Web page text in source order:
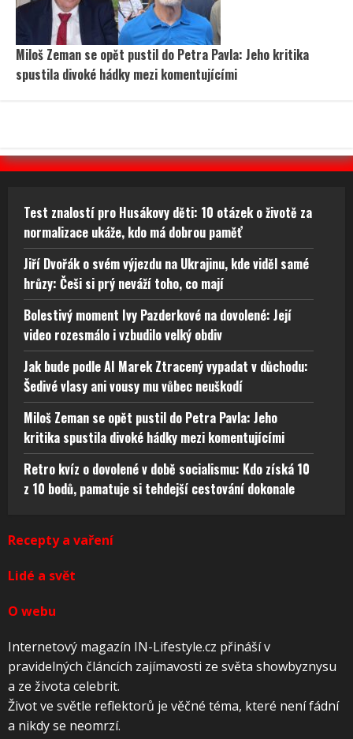
Miloš Zeman se opět pustil do Petra Pavla: Jeho kritika
spustila divoké hádky mezi komentujícími
Test znalostí pro Husákovy děti: 10 otázek o životě za
normalizace ukáže, kdo má dobrou paměť
Jiří Dvořák o svém výjezdu na Ukrajinu, kde viděl samé
hrůzy: Češi si prý neváží toho, co mají
Bolestivý moment Ivy Pazderkové na dovolené: Její
video rozesmálo i vzbudilo velký obdiv
Jak bude podle AI Marek Ztracený vypadat v důchodu:
Šedivé vlasy ani vousy mu vůbec neuškodí
Miloš Zeman se opět pustil do Petra Pavla: Jeho
kritika spustila divoké hádky mezi komentujícími
Retro kvíz o dovolené v době socialismu: Kdo získá 10
z 10 bodů, pamatuje si tehdejší cestování dokonale
Recepty a vaření
Lidé a svět
O webu
Internetový magazín IN-Lifestyle.cz přináší v
pravidelných článcích zajímavosti ze světa showbyznysu
a ze života celebrit.
Život ve světle reflektorů je věčné téma, které není fádní
a nikdy se neomrzí.